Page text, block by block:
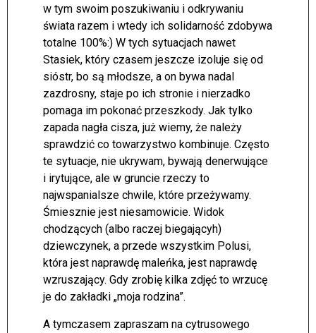
w tym swoim poszukiwaniu i odkrywaniu
świata razem i wtedy ich solidarność zdobywa
totalne 100%:) W tych sytuacjach nawet
Stasiek, który czasem jeszcze izoluje się od
sióstr, bo są młodsze, a on bywa nadal
zazdrosny, staje po ich stronie i nierzadko
pomaga im pokonać przeszkody. Jak tylko
zapada nagła cisza, już wiemy, że należy
sprawdzić co towarzystwo kombinuje. Często
te sytuacje, nie ukrywam, bywają denerwujące
i irytujące, ale w gruncie rzeczy to
najwspanialsze chwile, które przeżywamy.
Śmiesznie jest niesamowicie. Widok
chodzących (albo raczej biegającyh)
dziewczynek, a przede wszystkim Polusi,
która jest naprawdę maleńka, jest naprawdę
wzruszający. Gdy zrobię kilka zdjęć to wrzucę
je do zakładki „moja rodzina”.
A tymczasem zapraszam na cytrusowego